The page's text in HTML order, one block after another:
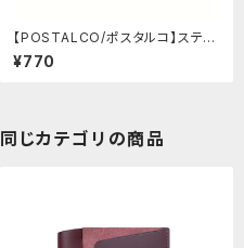
【POSTALCO/ポスタルコ】ステノ
ペーパー A6
¥770
同じカテゴリの商品